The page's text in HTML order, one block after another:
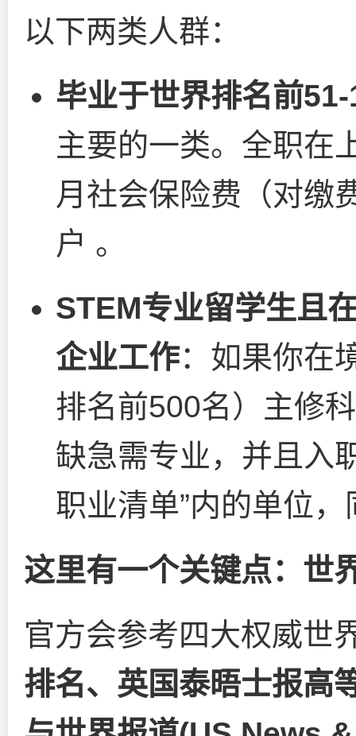
以下两类人群：
毕业于世界排名前
主要的一类。全职在
月社会保险费（对缴
户 。
STEM专业留学生且
企业工作：如果你在
排名前500名）主修
缺急需专业，并且入
职业清单”内的单位
这里有一个关键点：世
官方会参考四大权威世
排名、英国泰晤士报高